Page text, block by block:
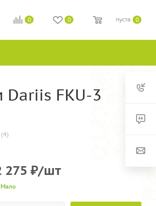
0 0 0
пуста
FKU-3
275 ₽/шт
Мало